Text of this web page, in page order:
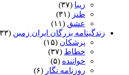
زیبا (۳۷)
طنز (۳۱)
عشق (۱۱)
زندگینامه بزرگان ایران زمین (۴۳۳)
پزشکان (۱۵)
خطاط (۳۷)
خواننده (۵)
روزنامه نگار (۶)